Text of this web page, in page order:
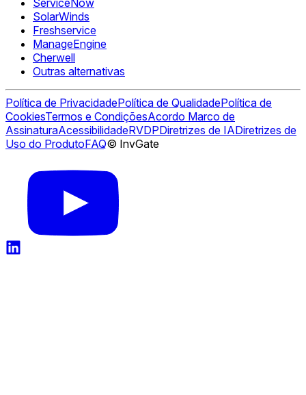
ServiceNow
SolarWinds
Freshservice
ManageEngine
Cherwell
Outras alternativas
Política de PrivacidadePolítica de QualidadePolítica de
CookiesTermos e CondiçõesAcordo Marco de
AssinaturaAcessibilidadeRVDPDiretrizes de IADiretrizes de
Uso do ProdutoFAQ© InvGate